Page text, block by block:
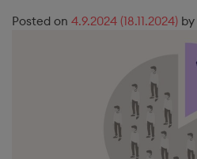
Posted on 4.9.2024 (18.11.2024) by